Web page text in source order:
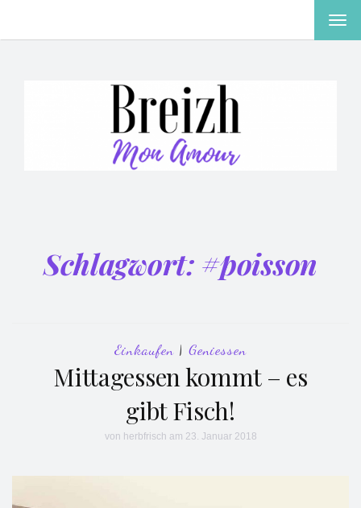
Schlagwort: #poisson
Einkaufen | Geniessen
Mittagessen kommt – es
gibt Fisch!
von herbfrisch am 23. Januar 2018